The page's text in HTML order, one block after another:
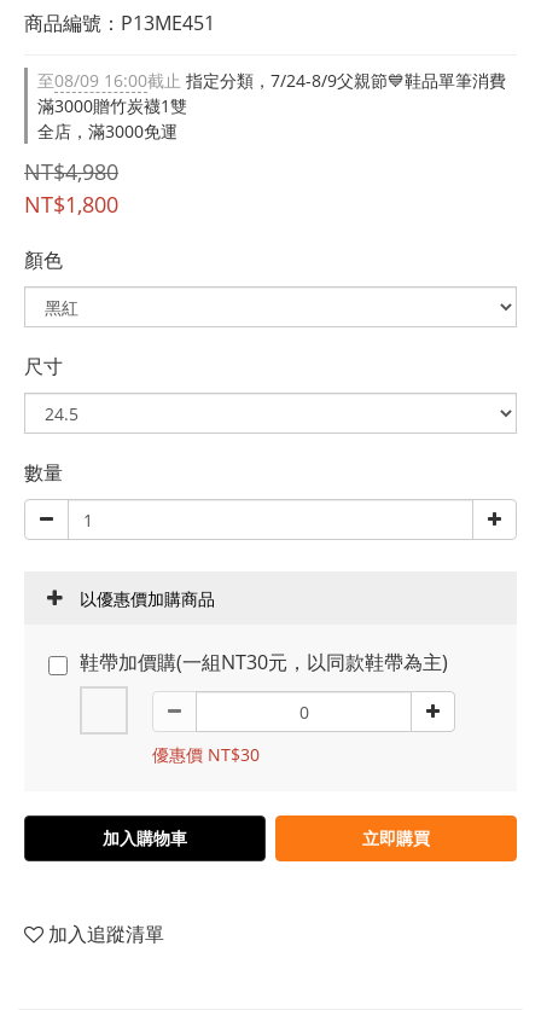
商品編號：P13ME451
至08/09 16:00截止 指定分類，7/24-8/9父親節💙鞋品單筆消費
滿3000贈竹炭襪1雙
全店，滿3000免運
NT$4,980
NT$1,800
顏色
尺寸
數量
以優惠價加購商品
鞋帶加價購(一組NT30元，以同款鞋帶為主)
優惠價 NT$30
加入購物車 立即購買
加入追蹤清單